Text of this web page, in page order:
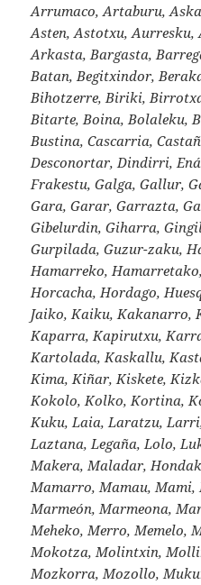
Arrumaco, Artaburu,
Asten, Astotxu,
Arkasta, Bargasta,
Batan, Begitxindor,
Bihotzerre, Biriki,
Bitarte, Boina, Bolaleku,
Bustina, Cascarria,
Desconortar, Dindirri,
Frakestu, Galga, Gallur,
Gara, Garar, Garrazta,
Gibelurdin, Giharra,
Gurpilada, Guzur-zaku,
Hamarreko,
Horcacha, Hordago,
Jaiko, Kaiku, Kakanarro,
Kaparra, Kapirutxu,
Kartolada, Kaskallu,
Kima, Kiñar, Kiskete,
Kokolo, Kolko, Kortina,
Kuku, Laia, Laratzu,
Laztana, Legaña, Lolo,
Makera, Maladar,
Mamarro, Mamau, Mami,
Marmeón, Marmeona,
Meheko, Merro,
Mokotza, Molintxin,
Mozkorra, Mozollo,